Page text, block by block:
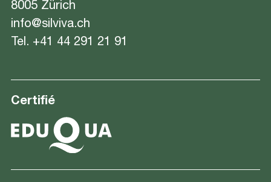
8005 Zürich
info@silviva.ch
Tel. +41 44 291 21 91
Certifié